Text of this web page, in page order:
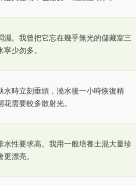
。我曾把它忘在幾乎無光的儲藏室三
少勿多。
時立刻垂頭，澆水後一小時恢復精
需要較多散射光。
性要求高。我用一般培養土混大量珍
漂亮。